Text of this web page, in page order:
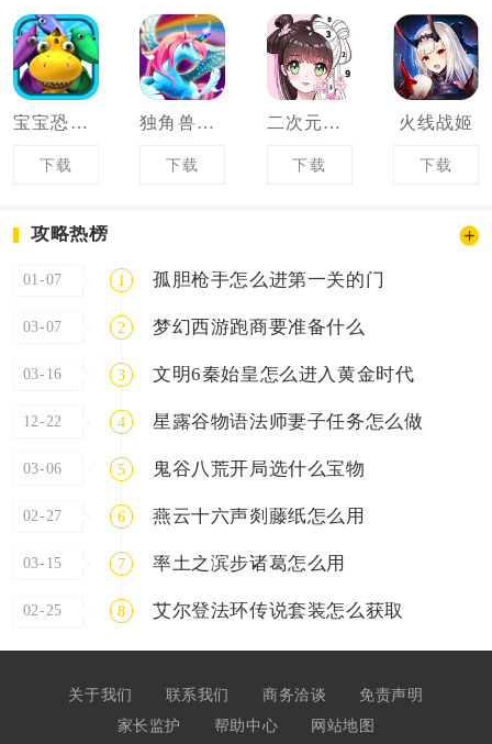
宝宝恐龙世界
下载
独角兽和精灵仙子
下载
二次元数字涂色
下载
火线战姬
下载
攻略热榜
01-07 1 孤胆枪手怎么进第一关的门
03-07 2 梦幻西游跑商要准备什么
03-16 3 文明6秦始皇怎么进入黄金时代
12-22 4 星露谷物语法师妻子任务怎么做
03-06 5 鬼谷八荒开局选什么宝物
02-27 6 燕云十六声剡藤纸怎么用
03-15 7 率土之滨步诸葛怎么用
02-25 8 艾尔登法环传说套装怎么获取
关于我们 联系我们 商务洽谈
免责声明
家长监护
帮助中心 网站地图